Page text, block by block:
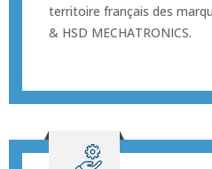
territoire français des
& HSD MECHATRONICS.